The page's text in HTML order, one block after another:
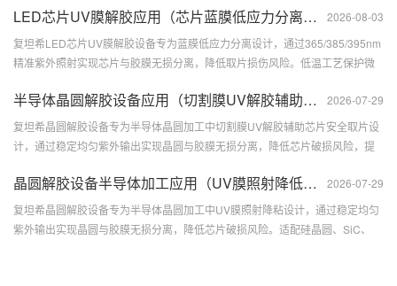
2026-08-03
LED芯片UV膜解胶应用（芯片蓝膜低应力分离处理）
复坦希LED芯片UV膜解胶设备专为蓝膜低应力分离设计，通过365/385/395nm
精准紫外照射实现芯片与胶膜无损分离，降低取片损伤风险。低温工艺保护微
2026-07-29
半导体晶圆解胶设备应用（切割膜UV解胶辅助芯片安全取片）
复坦希晶圆解胶设备专为半导体晶圆加工中切割膜UV解胶辅助芯片安全取片设
计，通过稳定均匀紫外输出实现晶圆与胶膜无损分离，降低芯片破损风险，提
2026-07-29
晶圆解胶设备半导体加工应用（UV膜照射降低粘性实现晶圆无损分
复坦希晶圆解胶设备专为半导体晶圆加工中UV膜照射降粘设计，通过稳定均匀
紫外输出实现晶圆与胶膜无损分离，降低芯片破损风险。适配硅晶圆、SiC、